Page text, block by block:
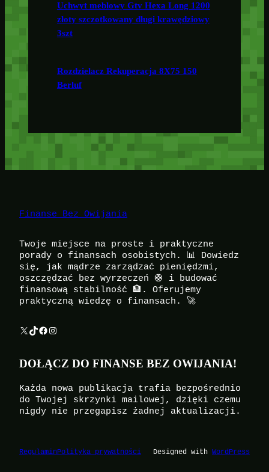
Uchwyt meblowy Gtv Hexa Long 1200
złoty szczotkowany długi krawędziowy
3szt
Rozdzielacz Rekuperacja 8X75 150
Berluf
Finanse Bez Owijania
Twoje miejsce na proste i praktyczne
porady o finansach osobistych. 📊 Dowiedz
się, jak mądrze zarządzać pieniędzmi,
oszczędzać bez wyrzeczeń 🛟 i budować
finansową stabilność 🏦. Oferujemy
praktyczną wiedzę o finansach. 🚀
X TikTok Facebook Instagram
DOŁĄCZ DO FINANSE BEZ OWIJANIA!
Każda nowa publikacja trafia bezpośrednio
do Twojej skrzynki mailowej, dzięki czemu
nigdy nie przegapisz żadnej aktualizacji.
RegulaminPolityka prywatności Designed with WordPress